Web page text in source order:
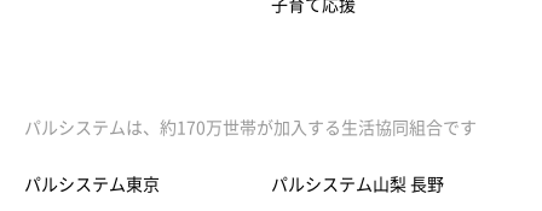
子育て応援
パルシステムは、約170万世帯が加入する生活協同組合です
パルシステム東京 パルシステム山梨 長野